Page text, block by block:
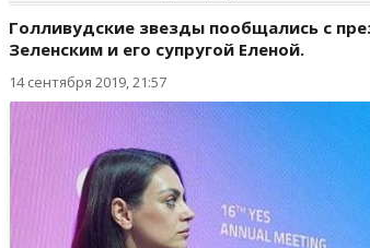
Голливудские звезды пообщались с
Зеленским и его супругой Еленой.
14 сентября 2019, 21:57